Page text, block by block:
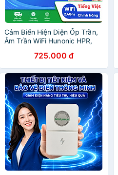
Cảm Biến Hiện Diện Ốp Trần,
Âm Trần WiFi Hunonic HPR,
Chính Xác Người, Bật Tắt Đèn
Tự Động
725.000 đ